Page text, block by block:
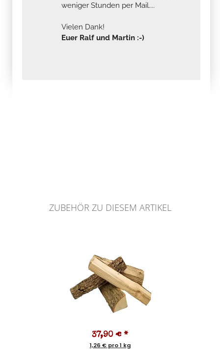
weniger Stunden per Mail....
Vielen Dank!
Euer Ralf und Martin :-)
ZUBEHÖR ZU DIESEM ARTIKEL
37,90 € *
1,26 € pro 1 kg